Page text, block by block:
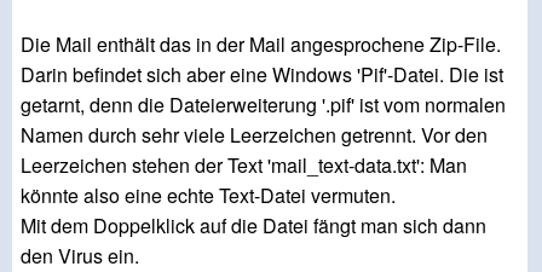
Die Mail enthält das in der Mail angesprochene Zip-File.
Darin befindet sich aber eine Windows 'Pif'-Datei. Die ist
getarnt, denn die Dateierweiterung '.pif' ist vom normalen
Namen durch sehr viele Leerzeichen getrennt. Vor den
Leerzeichen stehen der Text 'mail_text-data.txt': Man
könnte also eine echte Text-Datei vermuten.
Mit dem Doppelklick auf die Datei fängt man sich dann
den Virus ein.